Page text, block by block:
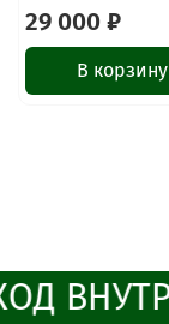
29 000 ₽
В корзину
Свяжитесь с